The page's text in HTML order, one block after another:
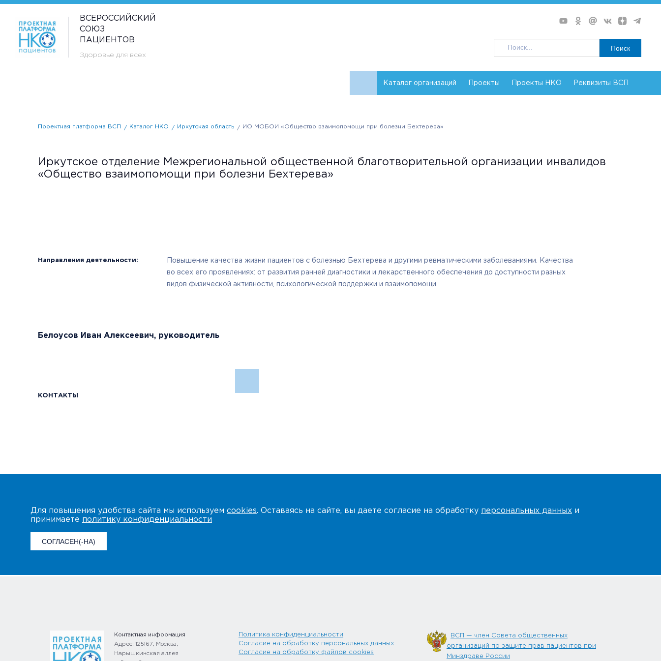
ВСЕРОССИЙСКИЙ
СОЮЗ
ПАЦИЕНТОВ
Здоровье для всех
Поиск
Каталог организаций Проекты Проекты НКО Реквизиты ВСП
Проектная платформа ВСП Каталог НКО Иркутская область ИО МОБОИ «Общество взаимопомощи при болезни Бехтерева»
Иркутское отделение Межрегиональной общественной благотворительной организации инвалидов
«Общество взаимопомощи при болезни Бехтерева»
Направления деятельности:
Повышение качества жизни пациентов с болезнью Бехтерева и другими ревматическими заболеваниями. Качества
во всех его проявлениях: от развития ранней диагностики и лекарственного обеспечения до доступности разных
видов физической активности, психологической поддержки и взаимопомощи.
Белоусов Иван Алексеевич, руководитель
КОНТАКТЫ
Для повышения удобства сайта мы используем cookies. Оставаясь на сайте, вы даете согласие на обработку персональных данных и
принимаете политику конфиденциальности
СОГЛАСЕН(-НА)
Контактная информация
Адрес: 125167, Москва,
Нарышкинская аллея
Политика конфиденциальности
Согласие на обработку персональных данных
Согласие на обработку файлов cookies
ВСП — член Совета общественных
организаций по защите прав пациентов при
Минздраве России